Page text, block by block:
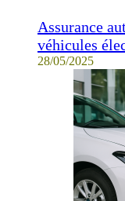
Assurance
véhicules
28/05/2025